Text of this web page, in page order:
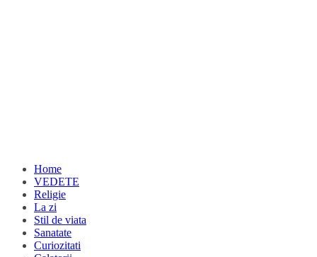
Home
VEDETE
Religie
La zi
Stil de viata
Sanatate
Curiozitati